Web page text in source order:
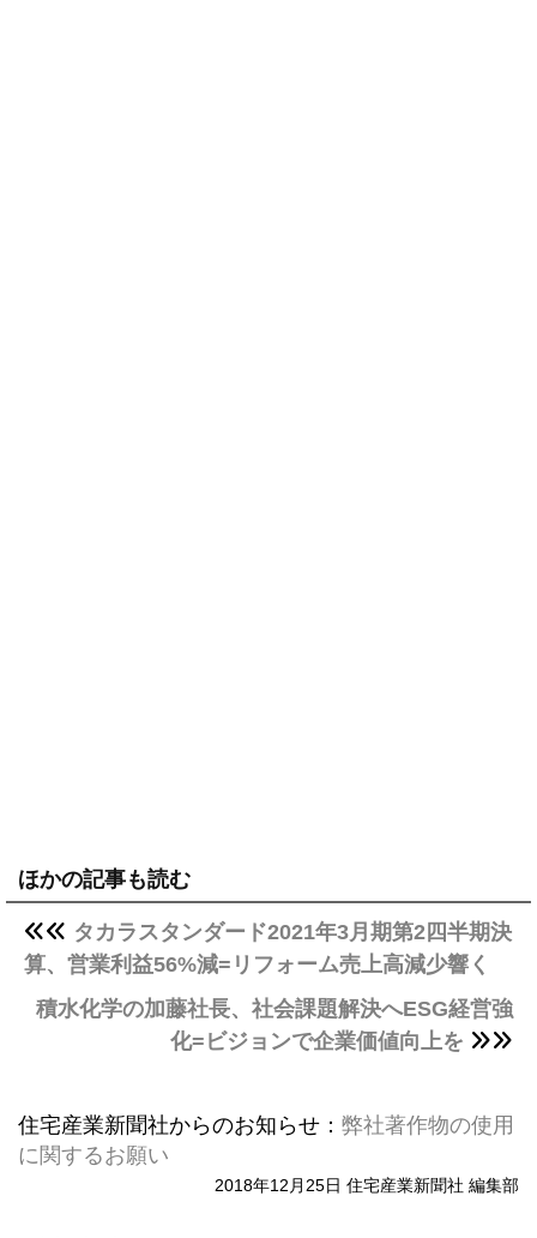
ほかの記事も読む
タカラスタンダード2021年3月期第2四半期決
算、営業利益56%減=リフォーム売上高減少響く
積水化学の加藤社長、社会課題解決へESG経営強
化=ビジョンで企業価値向上を
住宅産業新聞社からのお知らせ： 弊社著作物の使用
に関するお願い
2018年12月25日 住宅産業新聞社 編集部